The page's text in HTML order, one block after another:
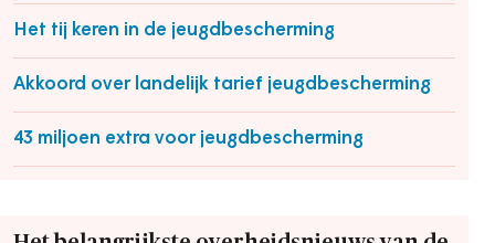
Het tij keren in de jeugdbescherming
Akkoord over landelijk tarief jeugdbescherming
43 miljoen extra voor jeugdbescherming